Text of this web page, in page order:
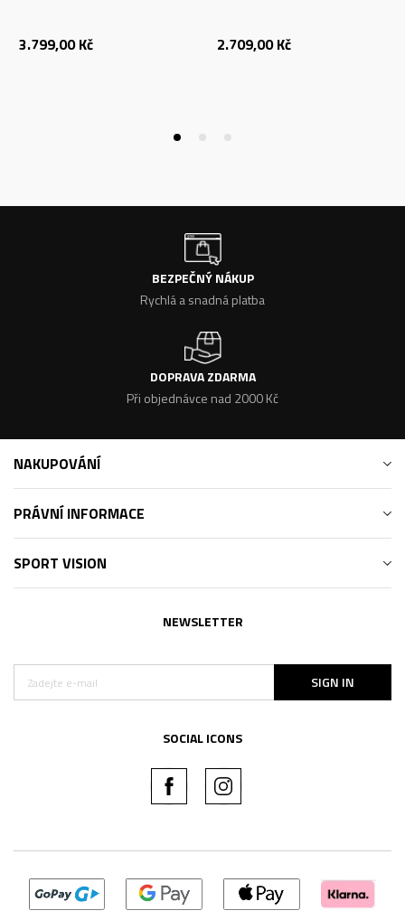
3.799,00 Kč 2.709,00 Kč
BEZPEČNÝ NÁKUP
Rychlá a snadná platba
DOPRAVA ZDARMA
Při objednávce nad 2000 Kč
NAKUPOVÁNÍ
PRÁVNÍ INFORMACE
SPORT VISION
NEWSLETTER
SIGN IN
SOCIAL ICONS